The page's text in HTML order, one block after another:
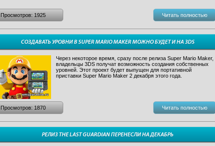
Просмотров: 1925 Читать полностью
СОЗДАВАТЬ УРОВНИ В SUPER MARIO MAKER МОЖНО БУДЕТ И НА 3DS
Через некоторое время, сразу после релиза Super Mario Maker,
владельцы 3DS получат возможность создания собственных
уровней. Этот проект будет выпущен для портативной
приставки Super Mario Maker 2 декабря этого года.
Просмотров: 1870 Читать полностью
РЕЛИЗ THE LAST GUARDIAN ПЕРЕНЕСЛИ НА ДЕКАБРЬ